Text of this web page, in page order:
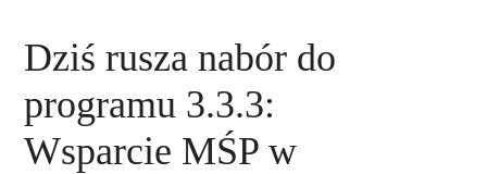
Dziś rusza nabór do
programu 3.3.3:
Wsparcie MŚP w